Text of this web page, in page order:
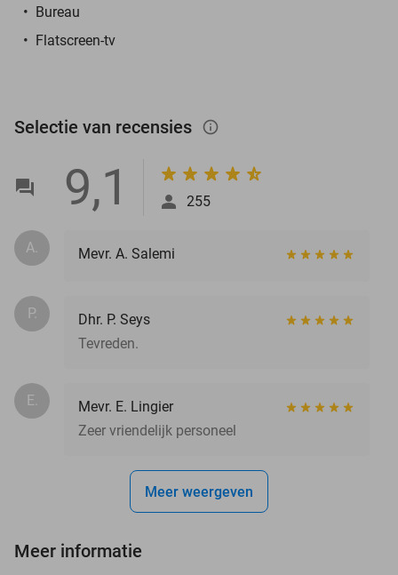
Bureau
Flatscreen-tv
Selectie van recensies info_outlined
9,1 255
A. Mevr. A. Salemi
P.
Dhr. P. Seys
Tevreden.
E.
Mevr. E. Lingier
Zeer vriendelijk personeel
Meer weergeven
Meer informatie